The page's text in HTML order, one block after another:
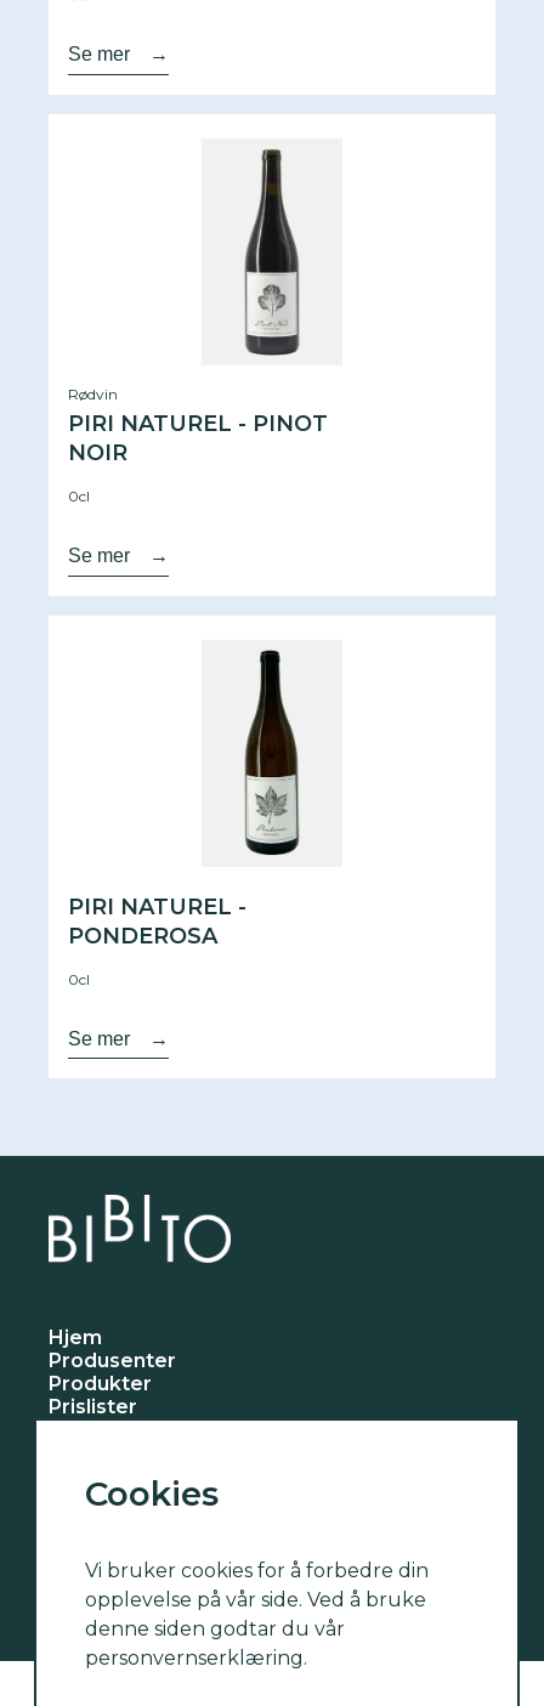
Se mer →
Rødvin
PIRI NATUREL - PINOT
NOIR
0cl
Se mer →
PIRI NATUREL -
PONDEROSA
0cl
Se mer →
Hjem
Produsenter
Produkter
Prislister
Kontakt oss
Publico
Unico
Vin John
Cookies
Vi bruker cookies for å forbedre din
opplevelse på vår side. Ved å bruke
denne siden godtar du vår
personvernserklæring.